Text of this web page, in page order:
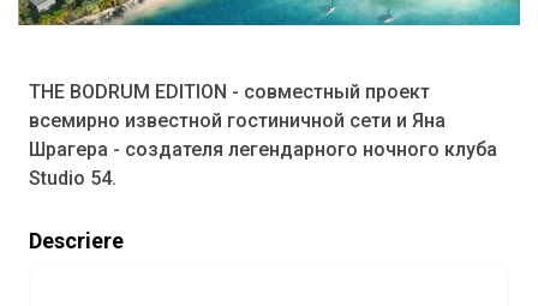
THE BODRUM EDITION - совместный проект
всемирно известной гостиничной сети и Яна
Шрагера - создателя легендарного ночного клуба
Studio 54.
Descriere